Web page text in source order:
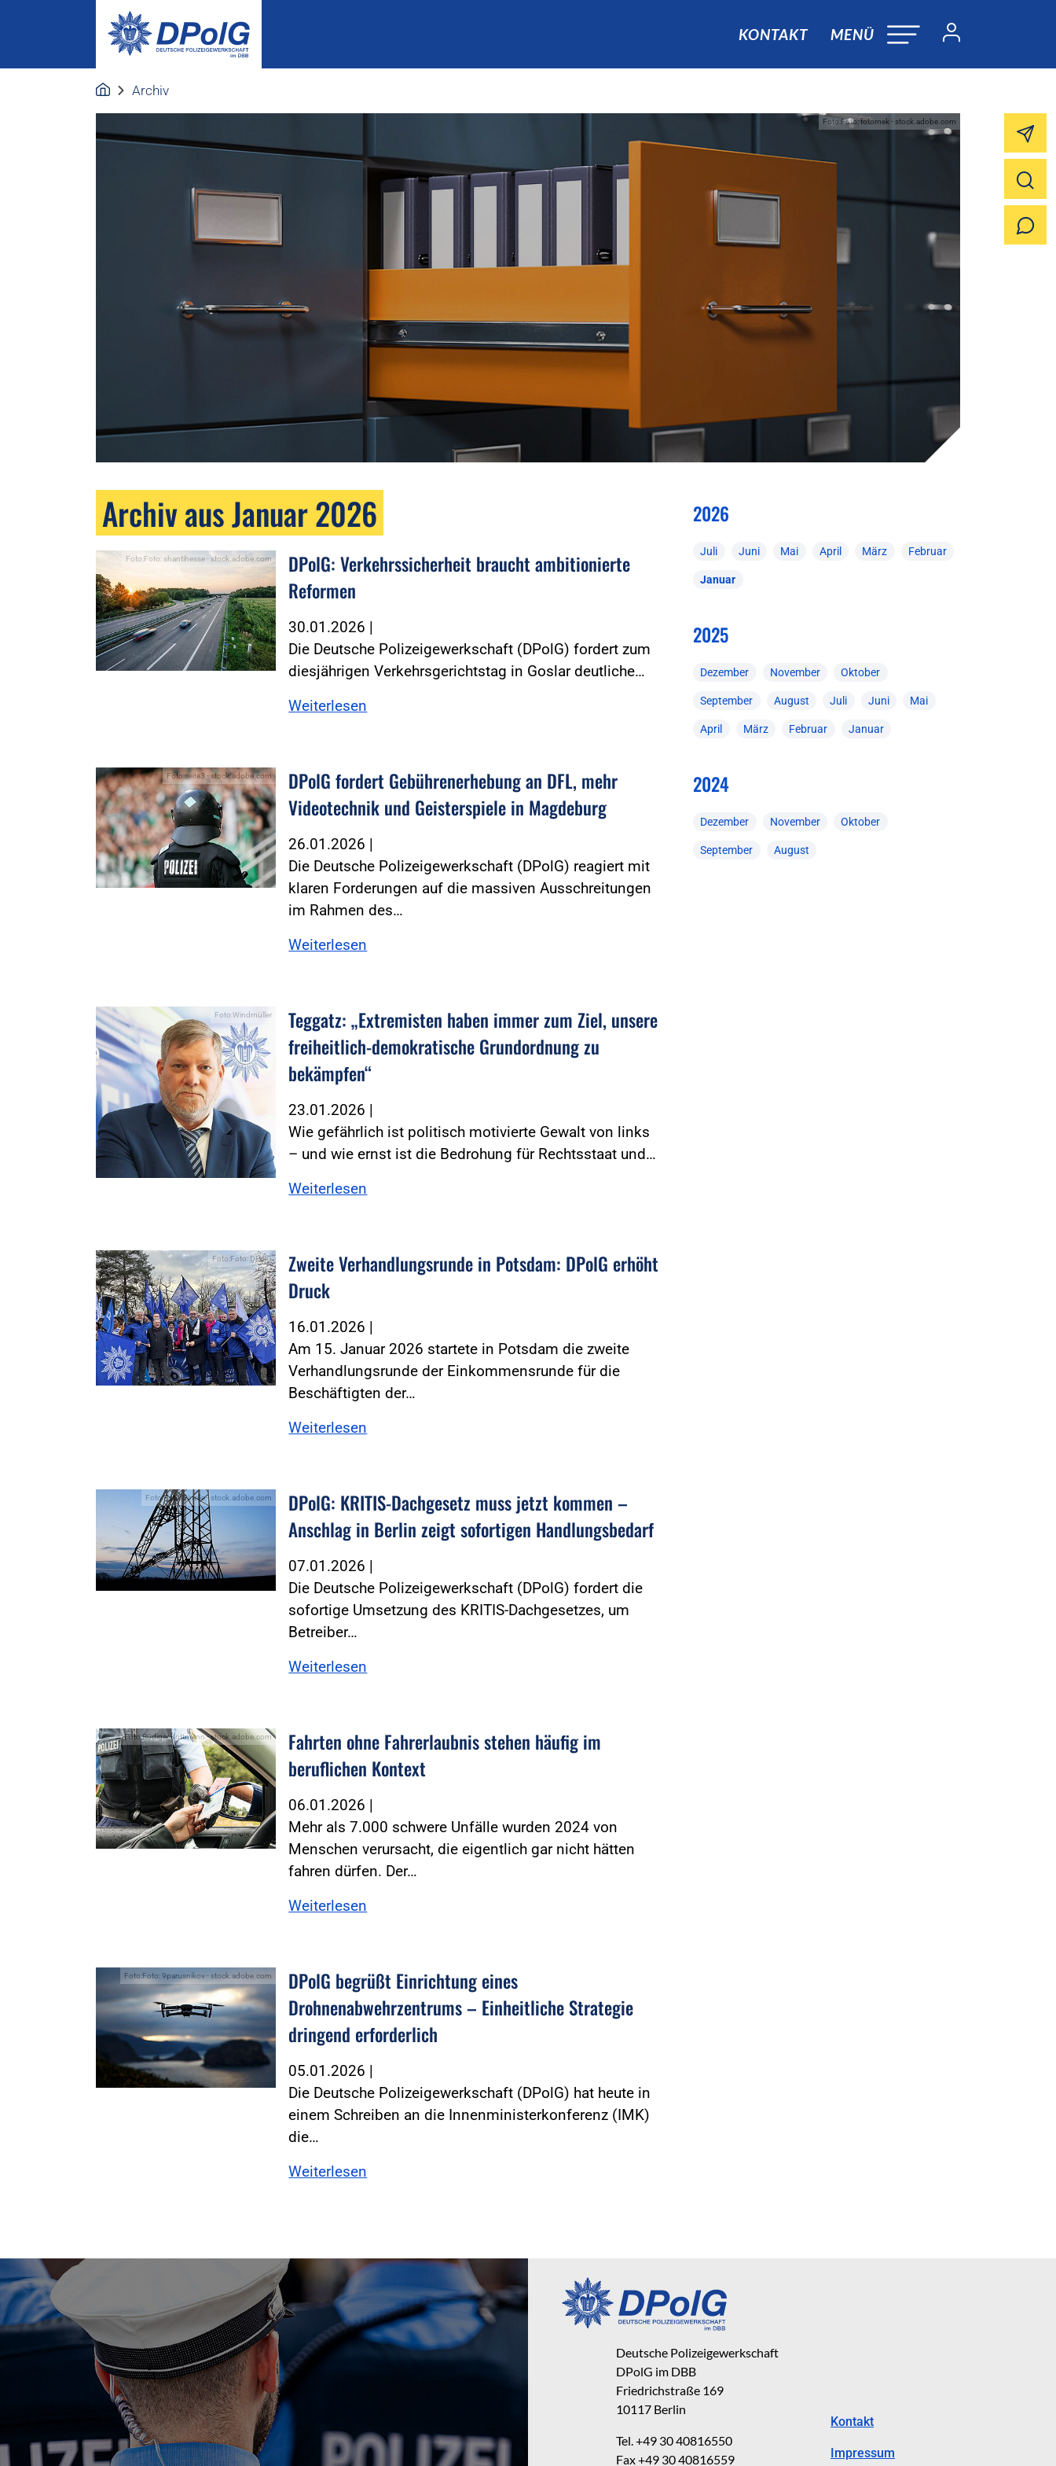
KONTAKT MENÜ
Archiv
Foto:Foto: fotomek - stock.adobe.com
Archiv aus Januar 2026
Foto:Foto: shantihesse - stock.adobe.com
DPolG: Verkehrssicherheit braucht ambitionierte
Reformen
30.01.2026 |
Die Deutsche Polizeigewerkschaft (DPolG) fordert zum
diesjährigen Verkehrsgerichtstag in Goslar deutliche…
Weiterlesen
Foto:seite3 - stock.adobe.com
DPolG fordert Gebührenerhebung an DFL, mehr
Videotechnik und Geisterspiele in Magdeburg
26.01.2026 |
Die Deutsche Polizeigewerkschaft (DPolG) reagiert mit
klaren Forderungen auf die massiven Ausschreitungen
im Rahmen des…
Weiterlesen
Foto:Windmüller
Teggatz: „Extremisten haben immer zum Ziel, unsere
freiheitlich-demokratische Grundordnung zu
bekämpfen“
23.01.2026 |
Wie gefährlich ist politisch motivierte Gewalt von links
– und wie ernst ist die Bedrohung für Rechtsstaat und…
Weiterlesen
Foto:Foto: DPolG
Zweite Verhandlungsrunde in Potsdam: DPolG erhöht
Druck
16.01.2026 |
Am 15. Januar 2026 startete in Potsdam die zweite
Verhandlungsrunde der Einkommensrunde für die
Beschäftigten der…
Weiterlesen
Foto:Foto: Sinelie - stock.adobe.com
DPolG: KRITIS-Dachgesetz muss jetzt kommen –
Anschlag in Berlin zeigt sofortigen Handlungsbedarf
07.01.2026 |
Die Deutsche Polizeigewerkschaft (DPolG) fordert die
sofortige Umsetzung des KRITIS-Dachgesetzes, um
Betreiber…
Weiterlesen
Foto:Rüdiger Kottmann - stock.adobe.com
Fahrten ohne Fahrerlaubnis stehen häufig im
beruflichen Kontext
06.01.2026 |
Mehr als 7.000 schwere Unfälle wurden 2024 von
Menschen verursacht, die eigentlich gar nicht hätten
fahren dürfen. Der…
Weiterlesen
Foto:Foto: 9parusnikov - stock.adobe.com
DPolG begrüßt Einrichtung eines
Drohnenabwehrzentrums – Einheitliche Strategie
dringend erforderlich
05.01.2026 |
Die Deutsche Polizeigewerkschaft (DPolG) hat heute in
einem Schreiben an die Innenministerkonferenz (IMK)
die…
Weiterlesen
2026
Juli Juni Mai April März Februar
Januar
2025
Dezember November Oktober
September August Juli Juni Mai
April März Februar Januar
2024
Dezember November Oktober
September August
Deutsche Polizeigewerkschaft
DPolG im DBB
Friedrichstraße 169
10117 Berlin
Tel. +49 30 40816550
Fax +49 30 40816559
Kontakt
Impressum